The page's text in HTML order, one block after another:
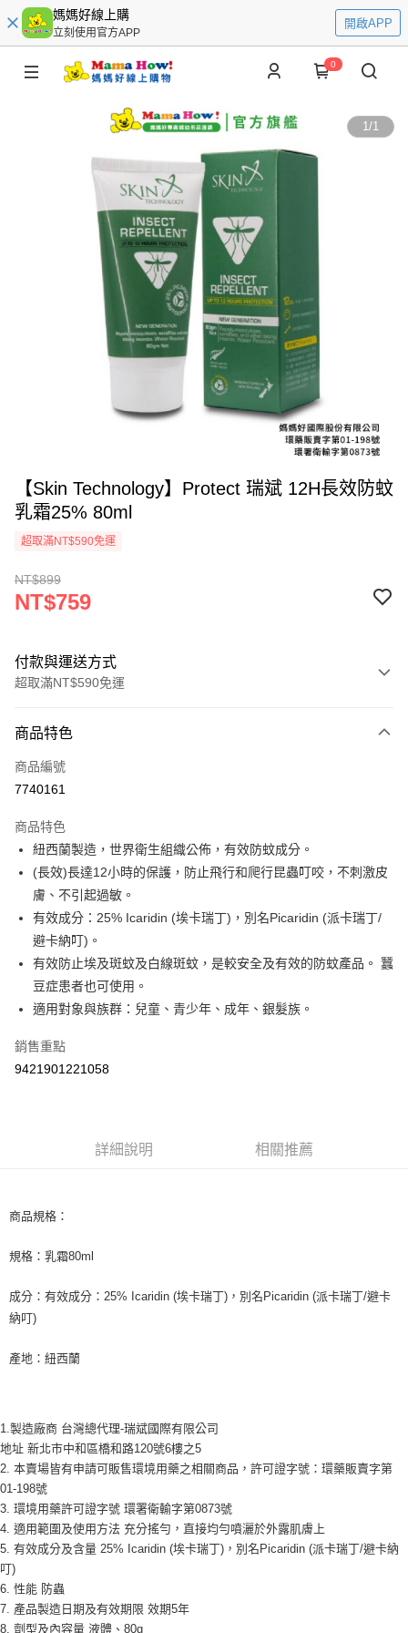
媽媽好線上購
立刻使用官方APP
開啟APP
0
1/1
【Skin Technology】Protect 瑞斌 12H長效防蚊
乳霜25% 80ml
超取滿NT$590免運
NT$899
NT$759
付款與運送方式
超取滿NT$590免運
信用卡一次付款
超商取貨付款
Apple Pay
街口支付
悠遊付
Google Pay
AFTEE先享後付
相關說明
AFTEE先享後付是「在收到商品之後才付款」的支付方式。 讓您購物簡單
便利好安心！
１．簡單：不需註冊會員、不需綁卡、不需儲值。
１．於結帳方式選擇「AFTEE先享後付」後，將跳轉至「AFTEE先享後付」
ATM／網路銀行／等多元方式進行付款，方視為交易完成。
購買商品的店家。未經商家同意取消之訂單仍視為有效，需透過AFTEE先享
是否繳費成功／繳費後需取消欲退款等相關疑問，請聯繫「AFTEE先享後付
客戶支援中心」
【注意事項】
１．透過由恩沛科技股份有限公司提供之「AFTEE先享後付」服務完成之交
https://aftee.tw/terms/#terms3
３．未成年的使用者請事先徵得法定代理人或監護人之同意方可使用
「AFTEE先享後付」，若未經同意申辦者引起之損失，本公司不負相關責
任。
４．使用「AFTEE先享後付」時，將依據個別帳號之用戶狀況，依本公司即
時審查核予不同之上限額度；若仍有額度不足之情形，本公司將視審查結果
請求用戶進行身份認證。
５．嚴禁一人註冊多個帳號或使用他人資訊註冊。若發現惡意使用之情形，
每筆NT$60，滿NT$590(含以上)免運費
每筆NT$60，滿NT$590(含以上)免運費
每筆NT$100，滿NT$590(含以上)免運費
每筆NT$150，滿NT$890(含以上)免運費
商品特色
商品編號
7740161
商品特色
紐西蘭製造，世界衛生組織公佈，有效防蚊成分。
(長效)長達12小時的保護，防止飛行和爬行昆蟲叮咬，不刺激皮
膚、不引起過敏。
有效成分：25% Icaridin (埃卡瑞丁)，別名Picaridin (派卡瑞丁/
避卡納叮)。
有效防止埃及斑蚊及白線斑蚊，是較安全及有效的防蚊產品。 蠶
豆症患者也可使用。
適用對象與族群：兒童、青少年、成年、銀髮族。
銷售重點
9421901221058
詳細說明 相關推薦
商品規格：
規格：乳霜80ml
成分：有效成分：25% Icaridin (埃卡瑞丁)，別名Picaridin (派卡瑞丁/避卡
納叮)
產地：紐西蘭
1.製造廠商 台灣總代理-瑞斌國際有限公司
地址 新北市中和區橋和路120號6樓之5
2. 本賣場皆有申請可販售環境用藥之相關商品，許可證字號：環藥販賣字第
01-198號
3. 環境用藥許可證字號 環署衛輸字第0873號
4. 適用範圍及使用方法 充分搖勻，直接均勻噴灑於外露肌膚上
5. 有效成分及含量 25% Icaridin (埃卡瑞丁)，別名Picaridin (派卡瑞丁/避卡納
叮)
6. 性能 防蟲
7. 產品製造日期及有效期限 效期5年
8. 劑型及內容量 液體、80g